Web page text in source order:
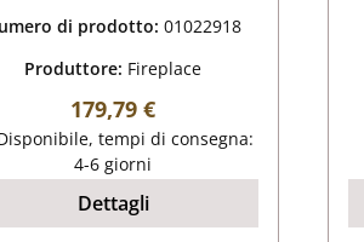
di prodotto:01022918
Produttore: Fireplace
Prezzo normale:
179,79 €
tempi di consegna:
4-6 giorni
Dettagli